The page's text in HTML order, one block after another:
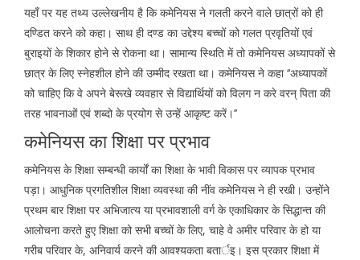
यहाँ पर यह तथ्य उल्लेखनीय है कि कमेनियस ने गलती करने वाले छात्रों को ही
दण्डित करने को कहा। साथ ही दण्ड का उद्देश्य बच्चों को गलत प्रवृतियों एवं
बुराइयों के शिकार होने से रोकना था। सामान्य स्थिति में तो कमेनियस अध्यापकों से
छात्र के लिए स्नेहशील होने की उम्मीद रखता था। कमेनियस ने कहा ‘‘अध्यापकों
को चाहिए कि वे अपने बेरूखे व्यवहार से विद्यार्थियों को विलग न करे वरन् पिता की
तरह भावनाओं एवं शब्दो के प्रयोग से उन्हें आकृष्ट करें।’’
कमेनियस का शिक्षा पर प्रभाव
कमेनियस के शिक्षा सम्बन्धी कार्यों का शिक्षा के भावी विकास पर व्यापक प्रभाव
पड़ा। आधुनिक प्रगतिशील शिक्षा व्यवस्था की नींव कमेनियस ने ही रखी। उन्होंने
प्रथम बार शिक्षा पर अभिजात्य या प्रभावशाली वर्ग के एकाधिकार के सिद्धान्त की
आलोचना करते हुए शिक्षा को सभी बच्चों के लिए, चाहे वे अमीर परिवार के हो या
गरीब परिवार के, अनिवार्य करने की आवश्यकता बतार्इ। इस प्रकार शिक्षा में